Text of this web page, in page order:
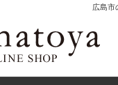
広島市